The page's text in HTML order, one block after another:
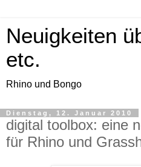
Neuigkeiten
etc.
Rhino und Bongo
Dienstag, 12. Januar 2010
digital toolbox: eine
für Rhino und